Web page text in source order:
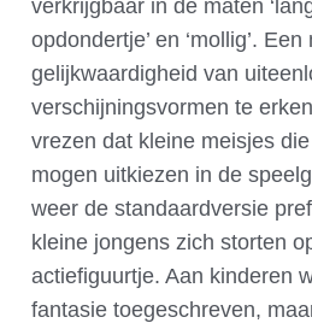
verkrijgbaar in de maten
opdondertje’ en ‘mollig’.
gelijkwaardigheid van
verschijningsvormen te
vrezen dat kleine meisjes
mogen uitkiezen in de
weer de standaardversie
kleine jongens zich storten
actiefiguurtje. Aan kinderen
fantasie toegeschreven,